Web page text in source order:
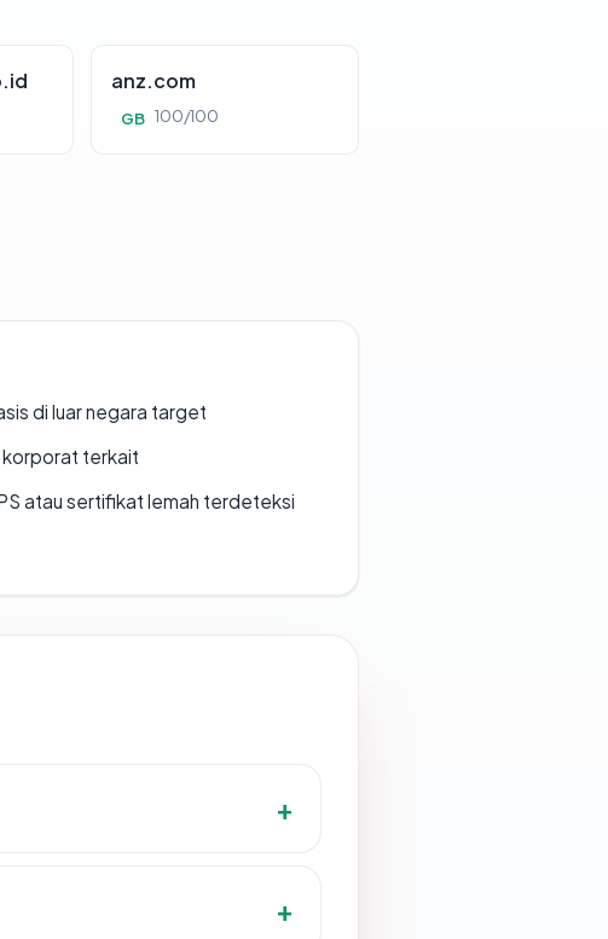
anz.com
GB 100/100
di luar negara target
korporat terkait
atau sertifikat lemah terdeteksi